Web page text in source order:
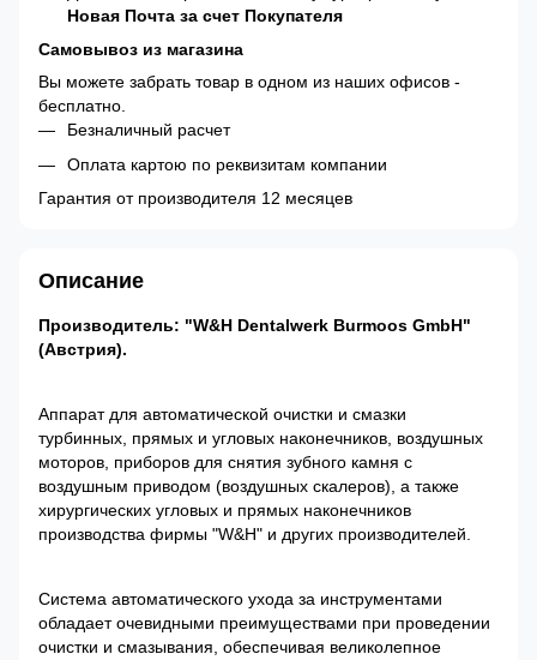
Новая Почта за счет Покупателя
Самовывоз из магазина
Вы можете забрать товар в одном из наших офисов -
бесплатно.
Безналичный расчет
Оплата картою по реквизитам компании
Гарантия от производителя 12 месяцев
Описание
Производитель: "W&H Dentalwerk Burmoos GmbH"
(Австрия).
Аппарат для автоматической очистки и смазки
турбинных, прямых и угловых наконечников, воздушных
моторов, приборов для снятия зубного камня с
воздушным приводом (воздушных скалеров), а также
хирургических угловых и прямых наконечников
производства фирмы "W&H" и других производителей.
Система автоматического ухода за инструментами
обладает очевидными преимуществами при проведении
очистки и смазывания, обеспечивая великолепное